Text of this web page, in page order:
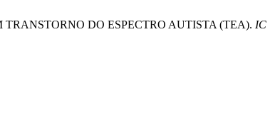
TRANSTORNO DO ESPECTRO AUTISTA (TEA). IC